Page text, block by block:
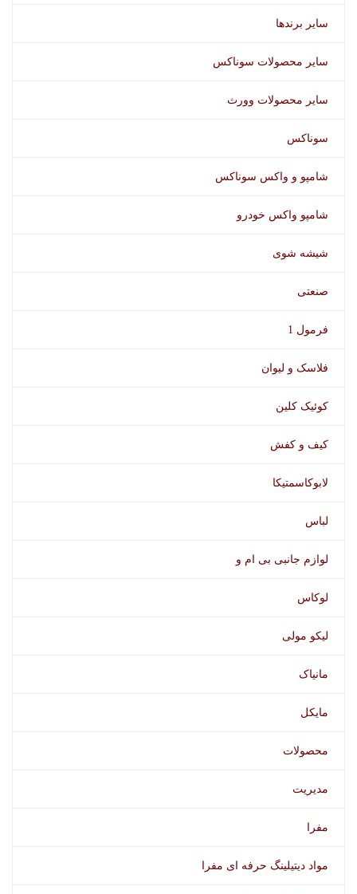
سایر برندها
سایر محصولات سوناکس
سایر محصولات وورث
سوناکس
شامپو و واکس سوناکس
شامپو واکس خودرو
شیشه شوی
صنعتی
فرمول 1
فلاسک و لیوان
کوئیک کلین
کیف و کفش
لابوکاسمتیکا
لباس
لوازم جانبی بی ام و
لوکاس
لیکو مولی
مانیاک
مایکل
محصولات
مدیریت
مفرا
مواد دیتیلینگ حرفه ای مفرا